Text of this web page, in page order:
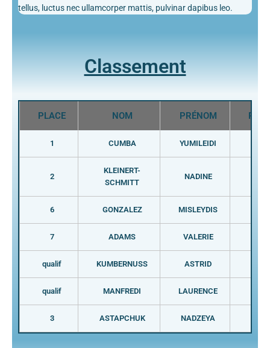
tellus, luctus nec ullamcorper mattis, pulvinar dapibus leo.
Classement
PLACE NOM PRÉNOM PAYS
1 CUMBA YUMILEIDI
2
KLEINERT-
SCHMITT
NADINE
6 GONZALEZ MISLEYDIS
7 ADAMS VALERIE
qualif KUMBERNUSS ASTRID
qualif MANFREDI LAURENCE
3 ASTAPCHUK NADZEYA